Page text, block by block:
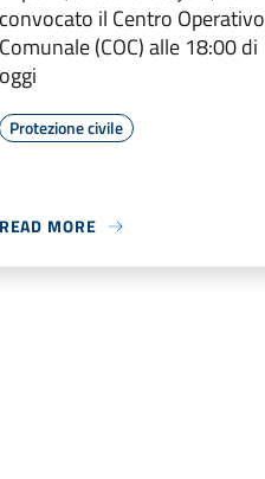
il Centro Operativo
(COC) alle 18:00 di
Protezione civile
MORE